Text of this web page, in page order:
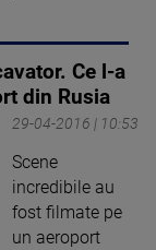
Ce l-a
din Rusia
29-04-2016 | 10:53
Scene
incredibile au
fost filmate pe
un aeroport